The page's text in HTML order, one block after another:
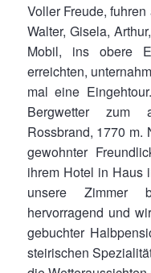
Voller Freude,
Walter, Gisela,
Mobil, ins obere
erreichten,
mal eine
Bergwetter zum
Rossbrand, 1770 m.
gewohnter
ihrem Hotel in Haus
unsere Zimmer
hervorragend und
gebuchter
steirischen